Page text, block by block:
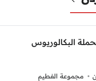
البكالوريوس
مجموعة الفطيم